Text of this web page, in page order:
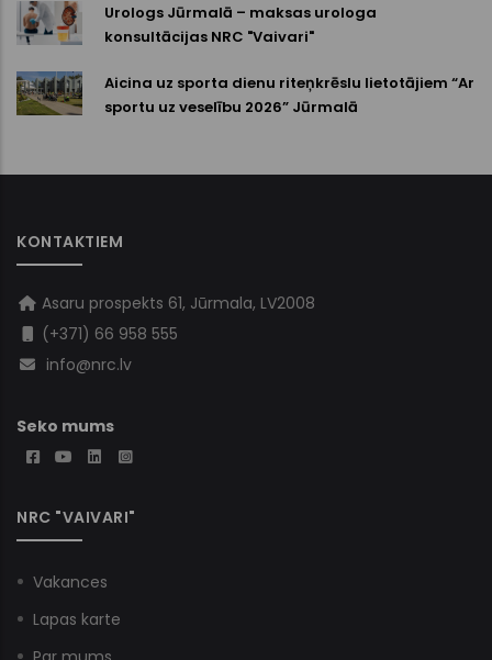
Urologs Jūrmalā – maksas urologa
konsultācijas NRC "Vaivari"
Aicina uz sporta dienu riteņkrēslu lietotājiem “Ar
sportu uz veselību 2026” Jūrmalā
KONTAKTIEM
Asaru prospekts 61, Jūrmala, LV2008
(+371) 66 958 555
info@nrc.lv
Seko mums
NRC "VAIVARI"
Vakances
Lapas karte